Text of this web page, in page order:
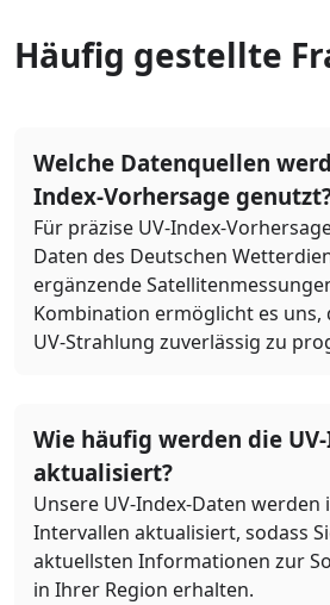
Häufig gestellte
Welche Datenquellen
Index-Vorhersage
Für präzise UV-Index-
Daten des Deutschen
ergänzende
Kombination ermöglicht es
UV-Strahlung zuverlässig zu
Wie häufig werden die
aktualisiert?
Unsere UV-Index-Daten
Intervallen aktualisiert, sodass
aktuellsten Informationen zur
in Ihrer Region erhalten.